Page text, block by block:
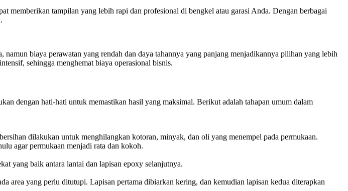
memberikan tampilan yang lebih rapi dan profesional di bengkel atau garasi Anda. Dengan berbagai
biaya perawatan yang rendah dan daya tahannya yang panjang menjadikannya pilihan yang lebih
sehingga menghemat biaya operasional bisnis.
dengan hati-hati untuk memastikan hasil yang maksimal. Berikut adalah tahapan umum dalam
dilakukan untuk menghilangkan kotoran, minyak, dan oli yang menempel pada permukaan.
agar permukaan menjadi rata dan kokoh.
yang baik antara lantai dan lapisan epoxy selanjutnya.
area yang perlu ditutupi. Lapisan pertama dibiarkan kering, dan kemudian lapisan kedua diterapkan